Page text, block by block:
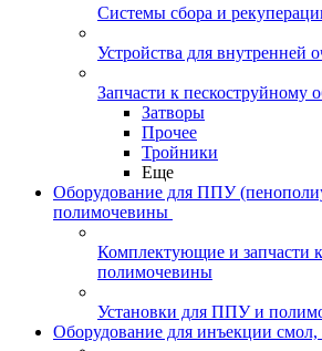
Системы сбора и
Устройства для внутренней
Запчасти к пескоструйному
Затворы
Прочее
Тройники
Еще
Оборудование для ППУ
полимочевины
Комплектующие и запчасти
полимочевины
Установки для ППУ и
Оборудование для инъекции смол,